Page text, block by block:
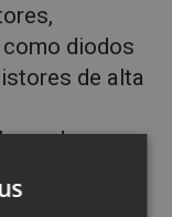
diodos
de alta
de
una alta
solar